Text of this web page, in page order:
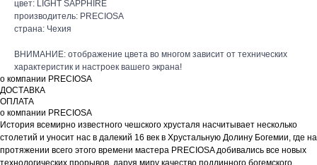
цвет: LIGHT SAPPHIRE
производитель: PRECIOSA
страна: Чехия
ВНИМАНИЕ: отображение цвета во многом зависит от технических
характеристик и настроек вашего экрана!
о компании PRECIOSA
ДОСТАВКА
ОПЛАТА
о компании PRECIOSA
История всемирно известного чешского хрусталя насчитывает несколько
столетий и уносит нас в далекий 16 век в Хрустальную Долину Богемии, где на
протяжении всего этого времени мастера PRECIOSA добивались все новых